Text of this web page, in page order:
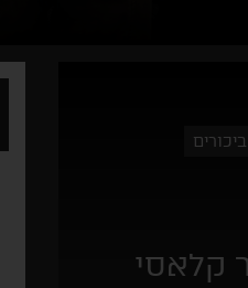
קלאסי